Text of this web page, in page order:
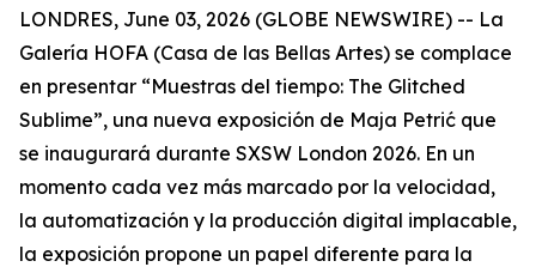
LONDRES, June 03, 2026 (GLOBE NEWSWIRE) -- La
Galería HOFA (Casa de las Bellas Artes) se complace
en presentar “Muestras del tiempo: The Glitched
Sublime”, una nueva exposición de Maja Petrić que
se inaugurará durante SXSW London 2026. En un
momento cada vez más marcado por la velocidad,
la automatización y la producción digital implacable,
la exposición propone un papel diferente para la